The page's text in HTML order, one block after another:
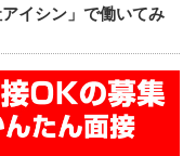
イシン」で働いてみ